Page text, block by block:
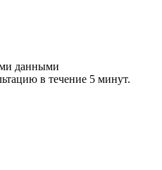
данными
в течение 5 минут.